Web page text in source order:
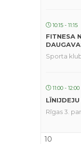
10:15 - 11:15
FITNESA
Sporta
11:00 - 12:00
Rīgas 3.
10